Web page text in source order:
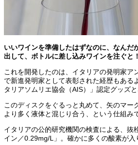
いいワインを準備したはずなのに、なん
出して、ボトルに差し込みワインを注ぐ
これを開発したのは、イタリアの発明家
で新進発明家として表彰された経歴もあ
タリアソムリエ協会（AIS）」認定グッズと
このディスクをぐるっと丸めて、矢のマ
より多く液体と混じり合う、という仕組み
イタリアの公的研究機関の検査による、
イン／0.29mg/L」。確かに多くの酸素が入